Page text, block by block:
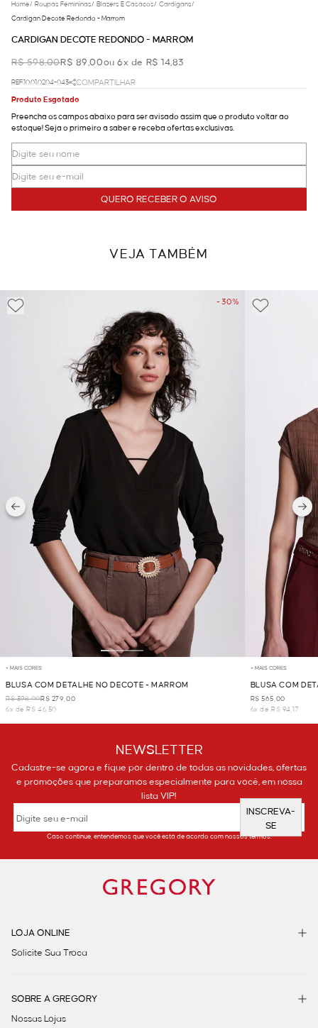
Home/ Roupas Femininas/ Blazers E Casacos/ Cardigans/
Cardigan Decote Redondo - Marrom
CARDIGAN DECOTE REDONDO - MARROM
R$ 598,00R$ 89,00ou 6x de R$ 14,83
REF.10.01.0204-043
COMPARTILHAR
Produto Esgotado
Preencha os campos abaixo para ser avisado assim que o produto voltar ao
estoque! Seja o primeiro a saber e receba ofertas exclusivas.
QUERO RECEBER O AVISO
VEJA TAMBÉM
- 30%
+ MAIS CORES
BLUSA COM DETALHE NO DECOTE - MARROM
R$ 398,00R$ 279,00
6x de R$ 46,50
+ MAIS CORES
BLUSA COM
R$ 565,00
6x de R$ 94,17
NEWSLETTER
Cadastre-se agora e fique por dentro de todas as novidades, ofertas
e promoções que preparamos especialmente para você, em nossa
lista VIP!
INSCREVA-
SE
Caso continue, entendemos que você está de acordo com nossos termos.
LOJA ONLINE
Solicite Sua Troca
SOBRE A GREGORY
Nossas Lojas